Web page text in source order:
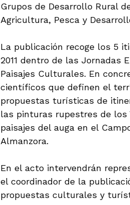
Grupos de Desarrollo Rural
Agricultura, Pesca y
La publicación recoge los 5
2011 dentro de las Jornadas
Paisajes Culturales. En
científicos que definen el
propuestas turísticas de
las pinturas rupestres de los
paisajes del auga en el
Almanzora.
En el acto intervendrán
el coordinador de la
propuestas culturales y